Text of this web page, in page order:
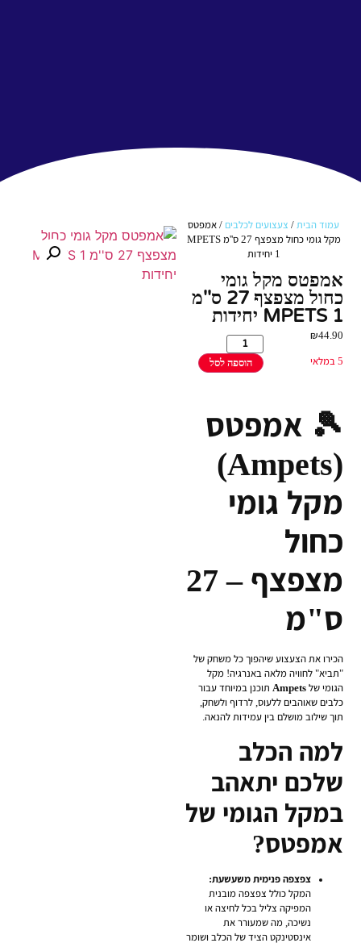
עמוד הבית/ צעצועים לכלבים / אמפטס
מקל גומי כחול מצפצף 27 ס''מ MPETS
1 יחידות
אמפטס מקל גומי
כחול מצפצף 27 ס''מ
MPETS 1 יחידות
₪44.90
5 במלאי הוספה לסל
🎾 אמפטס
(Ampets)
מקל גומי
כחול
מצפצף – 27
ס"מ
הכירו את הצעצוע שיהפוך כל משחק של
"תביא" לחוויה מלאה באנרגיה! מקל
הגומי שלAmpets תוכנן במיוחד עבור
כלבים שאוהבים ללעוס, לרדוף ולשחק,
תוך שילוב מושלם בין עמידות להנאה.
למה הכלב
שלכם יתאהב
במקל הגומי של
אמפטס?
צפצפה פנימית משעשעת:
המקל כולל צפצפה מובנית
המפיקה צליל בכל לחיצה או
נשיכה, מה שמעורר את
אינסטינקט הציד של הכלב ושומר